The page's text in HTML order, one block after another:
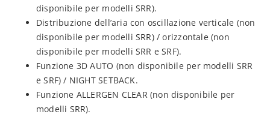
disponibile per modelli SRR).
Distribuzione dell’aria con oscillazione verticale (non
disponibile per modelli SRR) / orizzontale (non
disponibile per modelli SRR e SRF).
Funzione 3D AUTO (non disponibile per modelli SRR
e SRF) / NIGHT SETBACK.
Funzione ALLERGEN CLEAR (non disponibile per
modelli SRR).